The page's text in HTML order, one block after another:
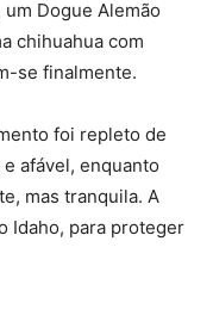
Dogue Alemão
chihuahua com
se finalmente.
foi repleto de
afável, enquanto
mas tranquila. A
Idaho, para proteger